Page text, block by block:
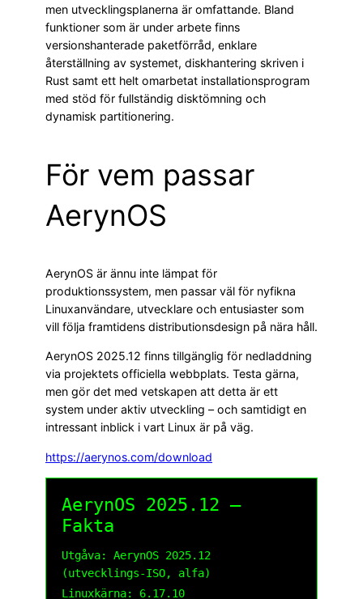
men utvecklingsplanerna är omfattande. Bland
funktioner som är under arbete finns
versionshanterade paketförråd, enklare
återställning av systemet, diskhantering skriven i
Rust samt ett helt omarbetat installationsprogram
med stöd för fullständig disktömning och
dynamisk partitionering.
För vem passar
AerynOS
AerynOS är ännu inte lämpat för
produktionssystem, men passar väl för nyfikna
Linuxanvändare, utvecklare och entusiaster som
vill följa framtidens distributionsdesign på nära håll.
AerynOS 2025.12 finns tillgänglig för nedladdning
via projektets officiella webbplats. Testa gärna,
men gör det med vetskapen att detta är ett
system under aktiv utveckling – och samtidigt en
intressant inblick i vart Linux är på väg.
https://aerynos.com/download
AerynOS 2025.12 –
Fakta
Utgåva: AerynOS 2025.12
(utvecklings-ISO, alfa)
Linuxkärna: 6.17.10